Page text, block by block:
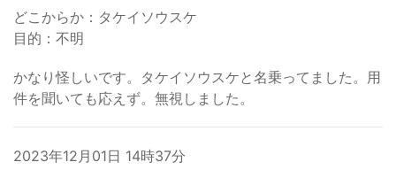
どこからか：タケイソウスケ
目的：不明
かなり怪しいです。タケイソウスケと名乗ってました。用
件を聞いても応えず。無視しました。
2023年12月01日 14時37分